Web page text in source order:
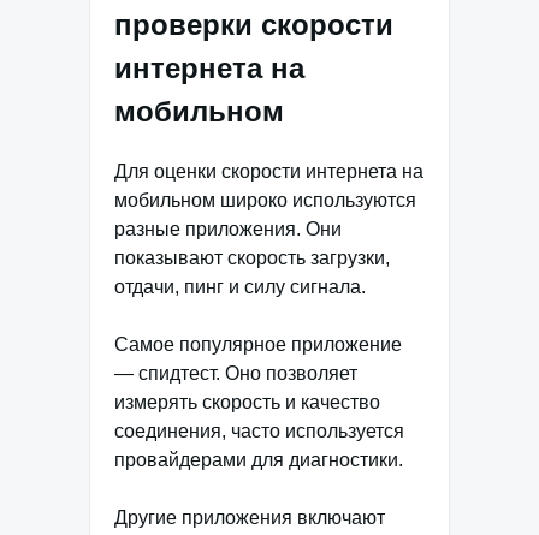
проверки скорости
интернета на
мобильном
Для оценки скорости интернета на
мобильном широко используются
разные приложения. Они
показывают скорость загрузки,
отдачи, пинг и силу сигнала.
Самое популярное приложение
— спидтест. Оно позволяет
измерять скорость и качество
соединения, часто используется
провайдерами для диагностики.
Другие приложения включают